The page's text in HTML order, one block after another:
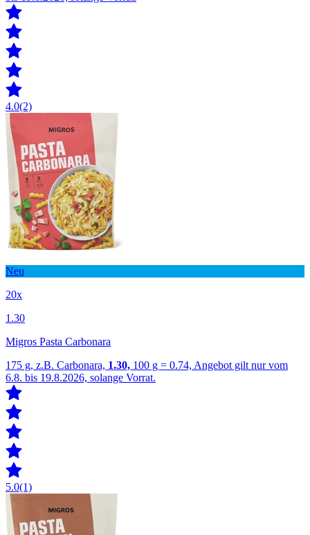
4.0(2)
Neu
20x
1.30
Migros Pasta Carbonara
175 g, z.B. Carbonara, 1.30, 100 g = 0.74, Angebot gilt nur vom
6.8. bis 19.8.2026, solange Vorrat.
5.0(1)